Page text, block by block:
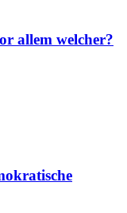
allem welcher?